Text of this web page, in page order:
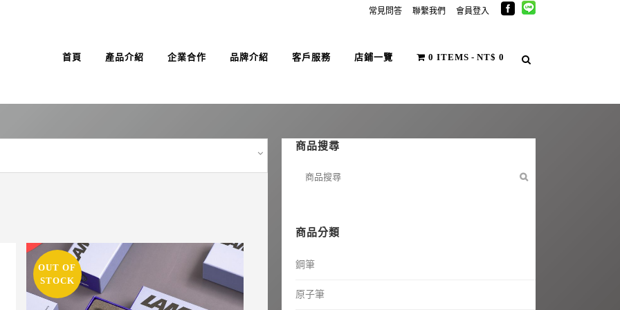
常見問答 聯繫我們 會員登入
首頁 產品介紹 企業合作 品牌介紹 客戶服務 店鋪一覽 0 ITEMS NT$ 0
OUT OF
STOCK
商品搜尋
商品分類
鋼筆
原子筆